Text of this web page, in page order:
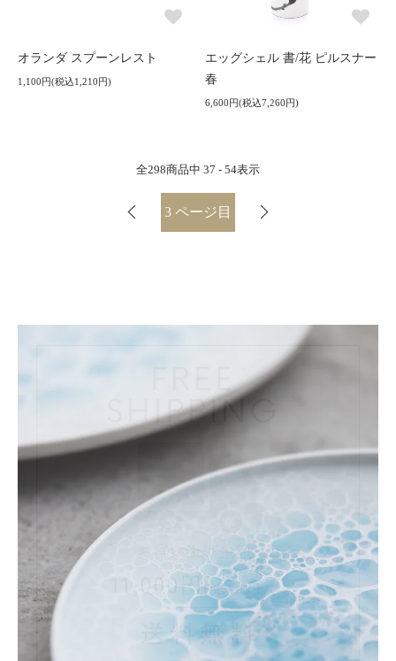
オランダ スプーンレスト
1,100円(税込1,210円)
エッグシェル 書/花 ピルスナー
春
6,600円(税込7,260円)
全298商品中 37 - 54表示
3 ページ目